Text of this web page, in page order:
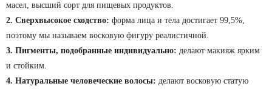
масел, высший сорт для пищевых продуктов.
2. Сверхвысокое сходство: форма лица и тела достигает 99,5%,
поэтому мы называем восковую фигуру реалистичной.
3. Пигменты, подобранные индивидуально: делают макияж ярким
и стойким.
4. Натуральные человеческие волосы: делают восковую статую